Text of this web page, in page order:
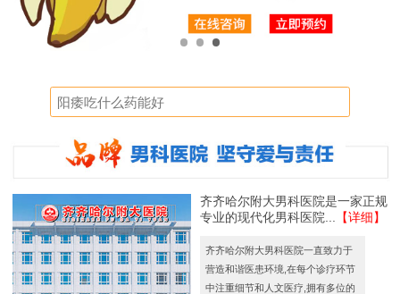
齐齐哈尔附大男科医院是一家正规
专业的现代化男科医院...
【详细】
齐齐哈尔附大男科医院一直致力于
营造和谐医患环境,在每个诊疗环节
中注重细节和人文医疗,拥有多位的